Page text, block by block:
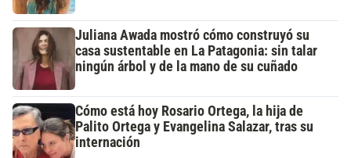
Juliana Awada mostró cómo construyó su
casa sustentable en La Patagonia: sin talar
ningún árbol y de la mano de su cuñado
Cómo está hoy Rosario Ortega, la hija de
Palito Ortega y Evangelina Salazar, tras su
internación